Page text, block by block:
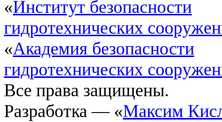
«Институт безопасности
гидротехнических
«Академия безопасности
гидротехнических
Все права защищены.
Разработка — «Максим